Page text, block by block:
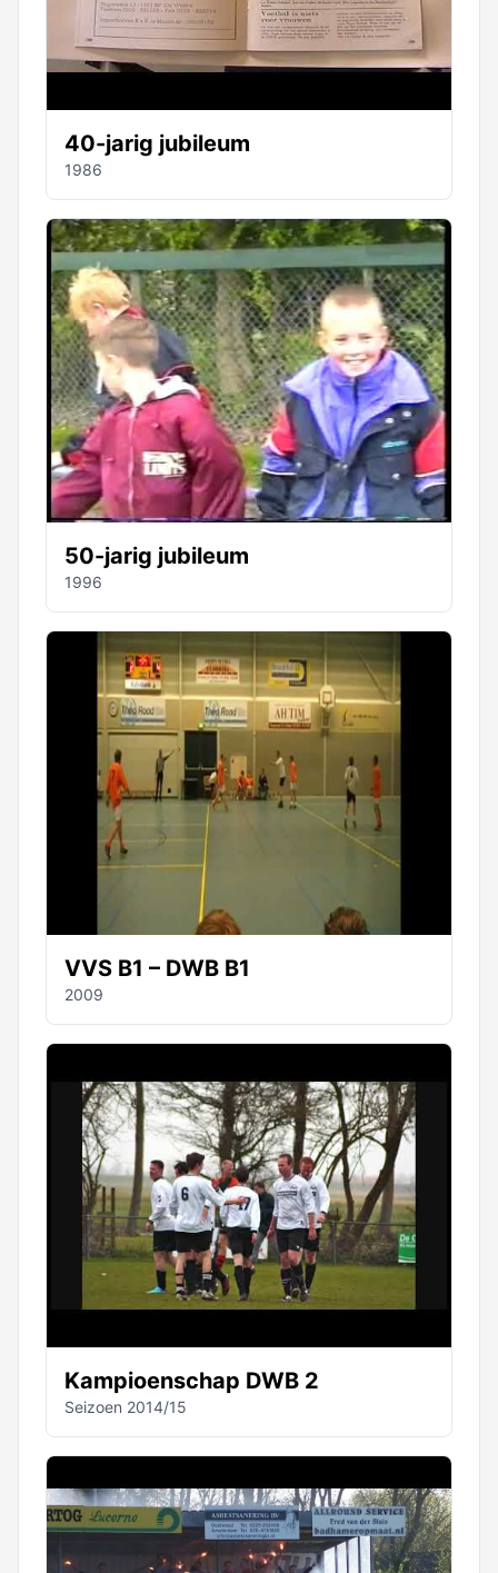
40-jarig jubileum
1986
50-jarig jubileum
1996
VVS B1 – DWB B1
2009
Kampioenschap DWB 2
Seizoen 2014/15